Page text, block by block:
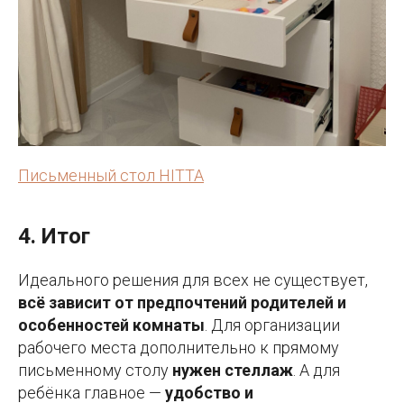
Письменный стол HITTA
4. Итог
Идеального решения для всех не существует,
всё зависит от предпочтений родителей и
особенностей комнаты . Для организации
рабочего места дополнительно к прямому
письменному столу нужен стеллаж . А для
ребёнка главное — удобство и